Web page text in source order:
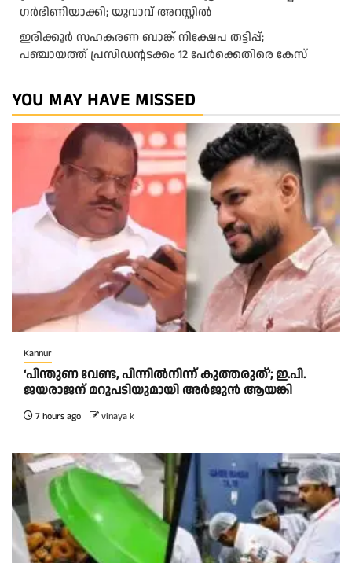
ഗർഭിണിയാക്കി; യുവാവ് അറസ്റ്റിൽ
ഇരിക്കൂർ സഹകരണ ബാങ്ക് നിക്ഷേപ തട്ടിപ്പ്;
പഞ്ചായത്ത് പ്രസിഡൻ്റടക്കം 12 പേർക്കെതിരെ കേസ്
YOU MAY HAVE MISSED
Kannur
‘പിന്തുണ വേണ്ട, പിന്നിൽനിന്ന് കുത്തരുത്’; ഇ.പി.
ജയരാജന് മറുപടിയുമായി അർജുൻ ആയങ്കി
7 hours ago vinaya k